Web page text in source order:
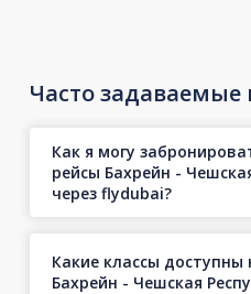
Часто задаваемые
Как я могу
рейсы Бахрейн -
через flydubai?
Какие классы доступны
Бахрейн - Чешская